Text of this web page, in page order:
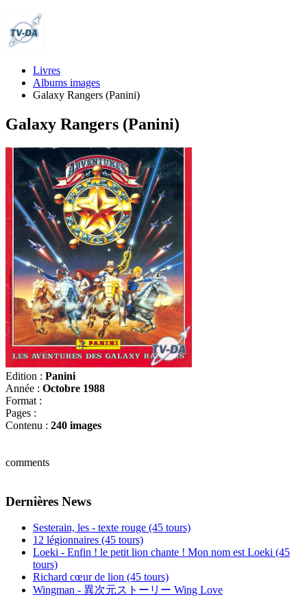
Livres
Albums images
Galaxy Rangers (Panini)
Galaxy Rangers (Panini)
Edition : Panini
Année : Octobre 1988
Format :
Pages :
Contenu : 240 images
comments
Dernières News
Sesterain, les - texte rouge (45 tours)
12 légionnaires (45 tours)
Loeki - Enfin ! le petit lion chante ! Mon nom est Loeki (45
tours)
Richard cœur de lion (45 tours)
Wingman - 異次元ストーリー Wing Love